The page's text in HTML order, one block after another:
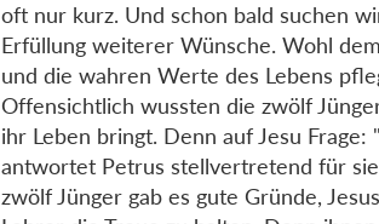
oft nur kurz. Und schon bald suchen
Erfüllung weiterer Wünsche. Wohl
und die wahren Werte des Lebens
Offensichtlich wussten die zwölf
ihr Leben bringt. Denn auf Jesu
antwortet Petrus stellvertretend für
zwölf Jünger gab es gute Gründe,